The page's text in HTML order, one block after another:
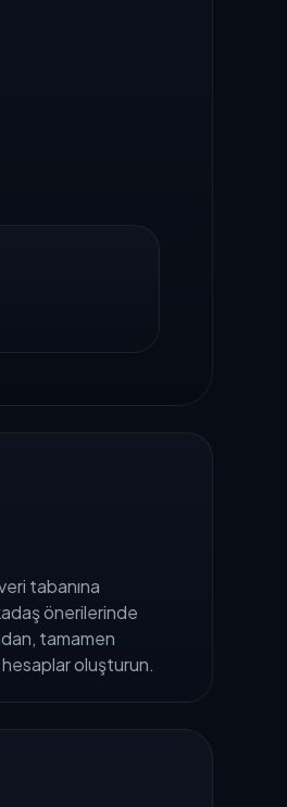
tabanına
önerilerinde
tamamen
hesaplar oluşturun.